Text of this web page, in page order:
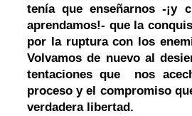
tenía que enseñarnos -¡y
aprendamos!- que la
por la ruptura con los
Volvamos de nuevo al
tentaciones que nos
proceso y el compromiso
verdadera libertad.